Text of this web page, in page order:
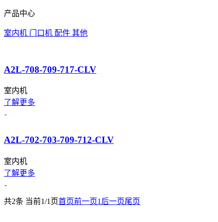
产品中心
室内机 门口机 配件 其他
A2L-708-709-717-CLV
室内机
了解更多
A2L-702-703-709-712-CLV
室内机
了解更多
共2条 当前1/1页首页前一页1 后一页尾页